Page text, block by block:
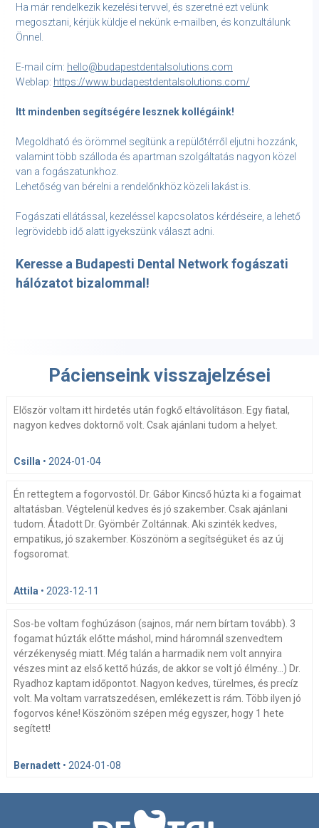
Ha már rendelkezik kezelési tervvel, és szeretné ezt velünk
megosztani, kérjük küldje el nekünk e-mailben, és konzultálunk
Önnel.
E-mail cím: hello@budapestdentalsolutions.com
Weblap: https://www.budapestdentalsolutions.com/
Itt mindenben segítségére lesznek kollégáink!
Megoldható és örömmel segítünk a repülőtérről eljutni hozzánk,
valamint több szálloda és apartman szolgáltatás nagyon közel
van a fogászatunkhoz.
Lehetőség van bérelni a rendelőnkhöz közeli lakást is.
Fogászati ellátással, kezeléssel kapcsolatos kérdéseire, a lehető
legrövidebb idő alatt igyekszünk választ adni.
Keresse a Budapesti Dental Network fogászati
hálózatot bizalommal!
Pácienseink visszajelzései
Először voltam itt hirdetés után fogkő eltávolításon. Egy fiatal,
nagyon kedves doktornő volt. Csak ajánlani tudom a helyet.
Csilla • 2024-01-04
Én rettegtem a fogorvostól. Dr. Gábor Kincső húzta ki a fogaimat
altatásban. Végtelenül kedves és jó szakember. Csak ajánlani
tudom. Átadott Dr. Gyömbér Zoltánnak. Aki szinték kedves,
empatikus, jó szakember. Köszönöm a segítségüket és az új
fogsoromat.
Attila • 2023-12-11
Sos-be voltam foghúzáson (sajnos, már nem bírtam tovább). 3
fogamat húzták előtte máshol, mind háromnál szenvedtem
vérzékenység miatt. Még talán a harmadik nem volt annyira
vészes mint az első kettő húzás, de akkor se volt jó élmény...) Dr.
Ryadhoz kaptam időpontot. Nagyon kedves, türelmes, és precíz
volt. Ma voltam varratszedésen, emlékezett is rám. Több ilyen jó
fogorvos kéne! Köszönöm szépen még egyszer, hogy 1 hete
segített!
Bernadett• 2024-01-08